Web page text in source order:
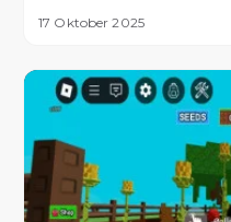
17 Oktober 2025